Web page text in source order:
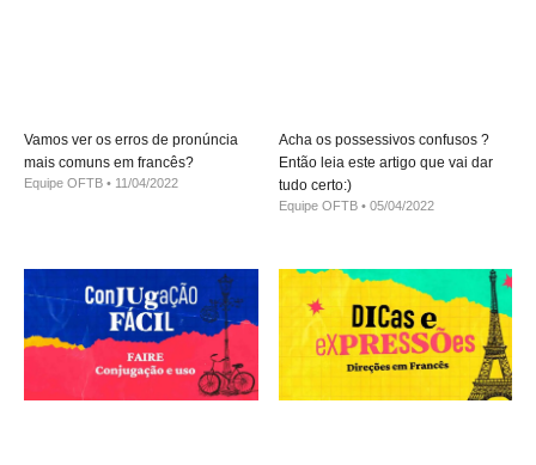
Vamos ver os erros de pronúncia
mais comuns em francês?
Equipe OFTB 11/04/2022
Acha os possessivos confusos ?
Então leia este artigo que vai dar
tudo certo:)
Equipe OFTB 05/04/2022